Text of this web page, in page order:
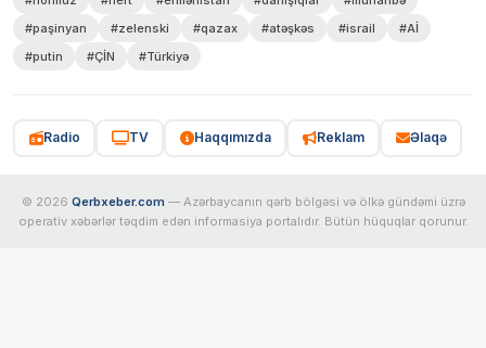
#paşinyan
#zelenski #qazax #atəşkəs #israil
#Aİ
#putin
#ÇİN #Türkiyə
Radio TV Haqqımızda Reklam Əlaqə
© 2026 Qerbxeber.com — Azərbaycanın qərb bölgəsi və ölkə gündəmi üzrə
operativ xəbərlər təqdim edən informasiya portalıdır. Bütün hüquqlar qorunur.